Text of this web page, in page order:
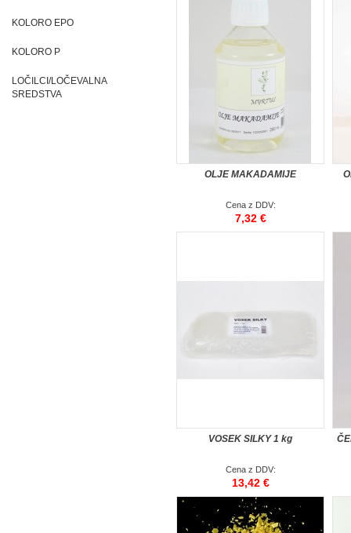
KOLORO EPO
KOLORO P
LOČILCI/LOČEVALNA
SREDSTVA
OLJE MAKADAMIJE
Cena z DDV:
7,32 €
VOSEK SILKY 1 kg
Cena z DDV:
13,42 €